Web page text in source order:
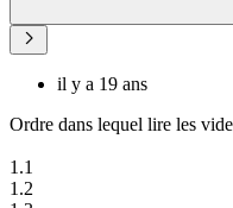
il y a 19 ans
Ordre dans lequel lire les
1.1
1.2